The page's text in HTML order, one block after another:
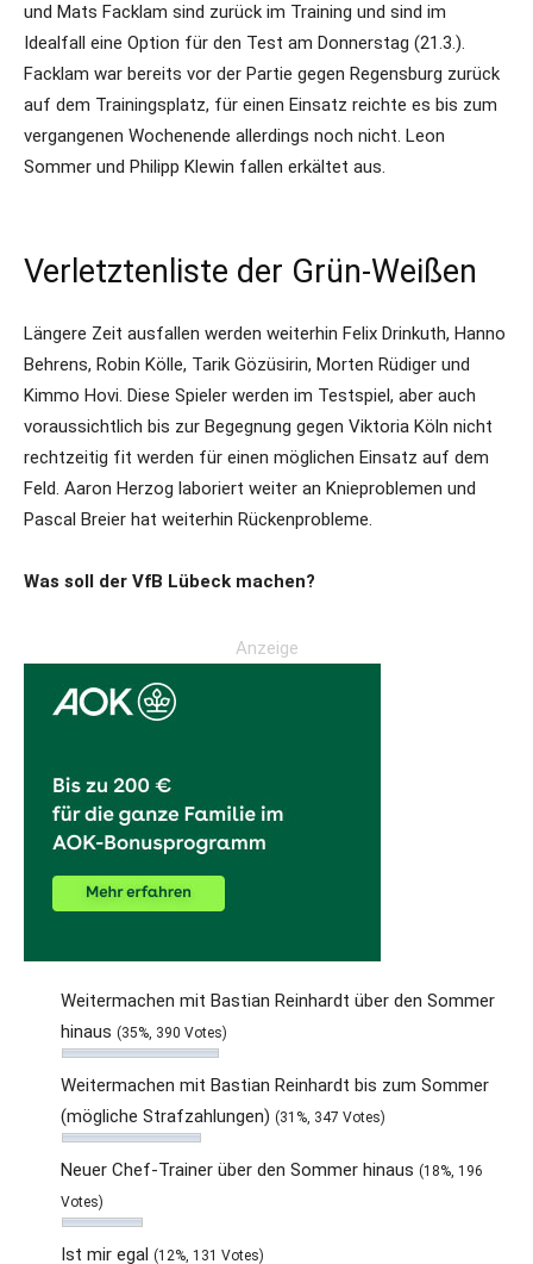
und Mats Facklam sind zurück im Training und sind im
Idealfall eine Option für den Test am Donnerstag (21.3.).
Facklam war bereits vor der Partie gegen Regensburg zurück
auf dem Trainingsplatz, für einen Einsatz reichte es bis zum
vergangenen Wochenende allerdings noch nicht. Leon
Sommer und Philipp Klewin fallen erkältet aus.
Verletztenliste der Grün-Weißen
Längere Zeit ausfallen werden weiterhin Felix Drinkuth, Hanno
Behrens, Robin Kölle, Tarik Gözüsirin, Morten Rüdiger und
Kimmo Hovi. Diese Spieler werden im Testspiel, aber auch
voraussichtlich bis zur Begegnung gegen Viktoria Köln nicht
rechtzeitig fit werden für einen möglichen Einsatz auf dem
Feld. Aaron Herzog laboriert weiter an Knieproblemen und
Pascal Breier hat weiterhin Rückenprobleme.
Was soll der VfB Lübeck machen?
Anzeige
Weitermachen mit Bastian Reinhardt über den Sommer
hinaus (35%, 390 Votes)
Weitermachen mit Bastian Reinhardt bis zum Sommer
(mögliche Strafzahlungen) (31%, 347 Votes)
Neuer Chef-Trainer über den Sommer hinaus (18%, 196
Votes)
Ist mir egal (12%, 131 Votes)